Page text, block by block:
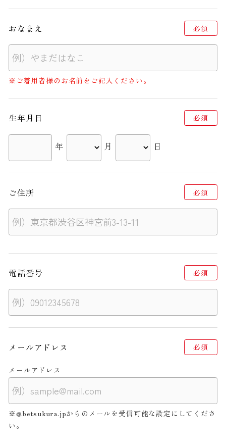
おなまえ 必須
※ご着用者様のお名前をご記入ください。
生年月日 必須
年 月 日
ご住所 必須
電話番号 必須
メールアドレス 必須
メールアドレス
※@betsukura.jpからのメールを受信可能な設定にしてくださ
い。